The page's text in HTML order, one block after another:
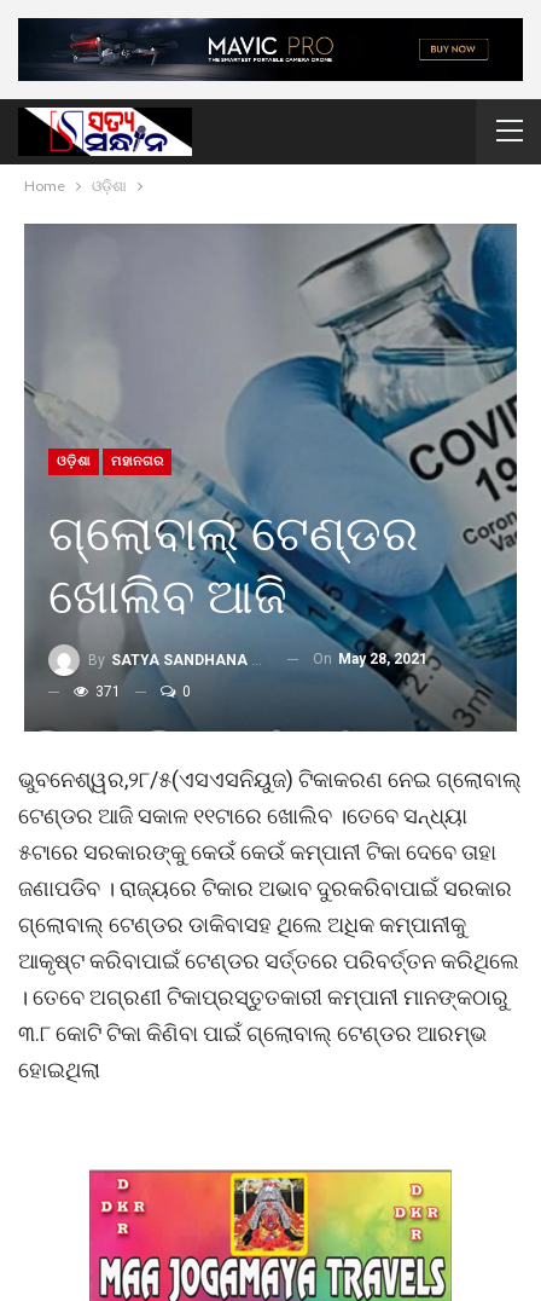
Home ଓଡ଼ିଶା
ଓଡ଼ିଶା ମହାନଗର
ଗ୍ଲୋବାଲ୍ ଟେଣ୍ଡର
ଖୋଲିବ ଆଜି
By SATYA SANDHANA DESK On May 28, 2021
371
0
ଭୁବନେଶ୍ୱର,୨୮/୫(ଏସଏସନିୟୁଜ) ଟିକାକରଣ ନେଇ ଗ୍ଲୋବାଲ୍
ଟେଣ୍ଡର ଆଜି ସକାଳ ୧୧ଟାରେ ଖୋଲିବ ।ତେବେ ସନ୍ଧ୍ୟା
୫ଟାରେ ସରକାରଙ୍କୁ କେଉଁ କେଉଁ କମ୍ପାନୀ ଟିକା ଦେବେ ତାହା
ଜଣାପଡିବ । ରାଜ୍ୟରେ ଟିକାର ଅଭାବ ଦୁରକରିବାପାଇଁ ସରକାର
ଗ୍ଲୋବାଲ୍ ଟେଣ୍ଡର ଡାକିବାସହ ଥିଲେ ଅଧିକ କମ୍ପାନୀକୁ
ଆକୃଷ୍ଟ କରିବାପାଇଁ ଟେଣ୍ଡର ସର୍ତ୍ତରେ ପରିବର୍ତ୍ତନ କରିଥିଲେ
। ତେବେ ଅଗ୍ରଣୀ ଟିକାପ୍ରସ୍ତୁତକାରୀ କମ୍ପାନୀ ମାନଙ୍କଠାରୁ
୩.୮ କୋଟି ଟିକା କିଣିବା ପାଇଁ ଗ୍ଲୋବାଲ୍ ଟେଣ୍ଡର ଆରମ୍ଭ
ହୋଇଥିଲା